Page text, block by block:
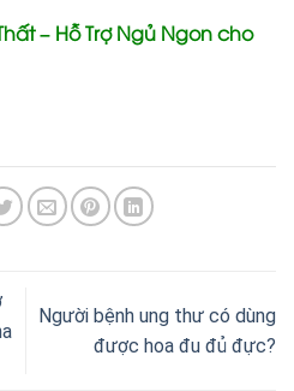
– Hỗ Trợ Ngủ Ngon cho
Người bệnh ung thư có dùng
được hoa đu đủ đực?